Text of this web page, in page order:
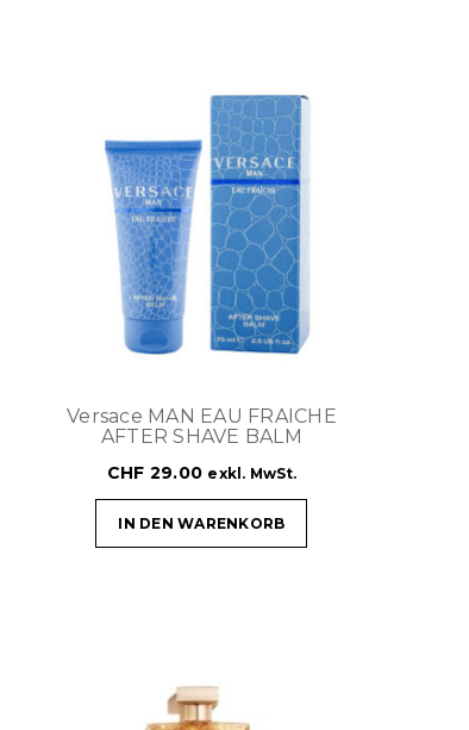
Versace MAN EAU FRAICHE
AFTER SHAVE BALM
CHF 29.00 exkl. MwSt.
IN DEN WARENKORB